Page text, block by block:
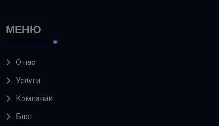
МЕНЮ
О нас
Услуги
Компании
Блог